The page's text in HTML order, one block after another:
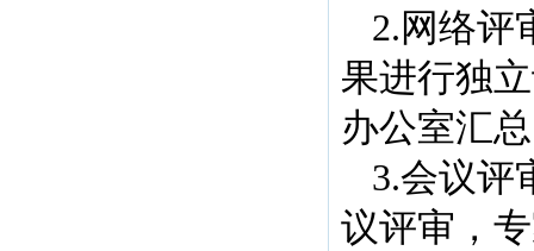
2.网络评
果进行独
办公室汇
3.会议评
议评审，